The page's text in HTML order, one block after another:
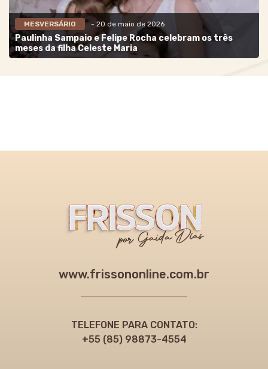
MESVERSÁRIO - 20 de maio de 2026
Paulinha Sampaio e Felipe Rocha celebram os três
meses da filha Celeste Maria
www.frissononline.com.br
TELEFONE PARA CONTATO:
+55 (85) 98873-4554